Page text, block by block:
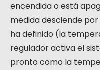
encendida o está
medida desciende
ha definido (la
regulador activa el
pronto como la